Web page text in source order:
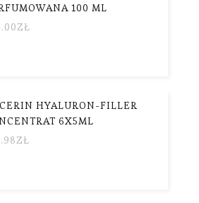
100 ML
ZŁ
HYALURON-FILLER
6X5ML
ZŁ